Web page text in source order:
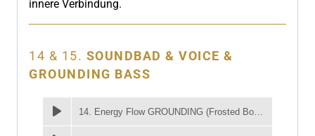
innere Verbindung.
14 & 15. SOUNDBAD & VOICE &
GROUNDING BASS